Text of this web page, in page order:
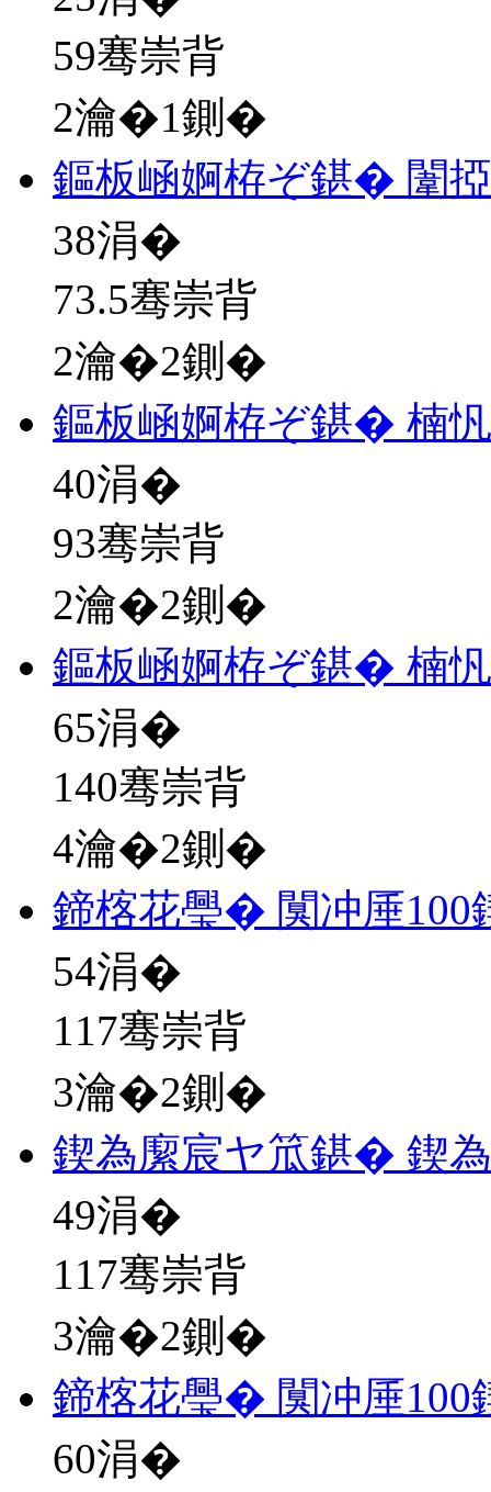
59骞崇背
2瀹�1鍘�
鏂板崡婀栫ぞ鍖� 闈
38涓�
73.5骞崇背
2瀹�2鍘�
鏂板崡婀栫ぞ鍖� 楠
40涓�
93骞崇背
2瀹�2鍘�
鏂板崡婀栫ぞ鍖� 楠
65涓�
140骞崇背
4瀹�2鍘�
鍗楁花璺� 闃冲厜100
54涓�
117骞崇背
3瀹�2鍘�
鍥為緳宸ヤ笟鍖� 鍥
49涓�
117骞崇背
3瀹�2鍘�
鍗楁花璺� 闃冲厜100
60涓�